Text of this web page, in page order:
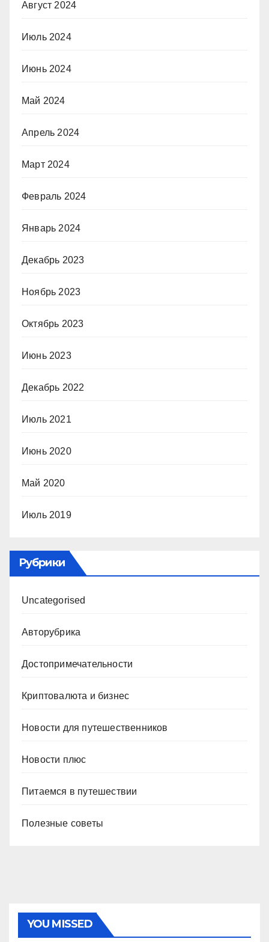
Август 2024
Июль 2024
Июнь 2024
Май 2024
Апрель 2024
Март 2024
Февраль 2024
Январь 2024
Декабрь 2023
Ноябрь 2023
Октябрь 2023
Июнь 2023
Декабрь 2022
Июль 2021
Июнь 2020
Май 2020
Июль 2019
Рубрики
Uncategorised
Авторубрика
Достопримечательности
Криптовалюта и бизнес
Новости для путешественников
Новости плюс
Питаемся в путешествии
Полезные советы
YOU MISSED